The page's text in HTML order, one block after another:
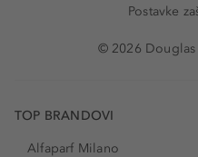
Postavke
© 2026
TOP BRANDOVI
Alfaparf Milano